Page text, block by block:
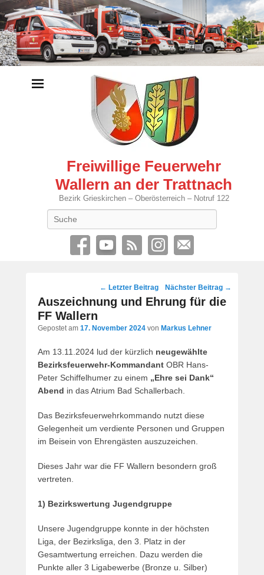
Freiwillige Feuerwehr
Wallern an der Trattnach
Bezirk Grieskirchen – Oberösterreich – Notruf 122
Post
navigation
← Letzter Beitrag Nächster Beitrag →
Auszeichnung und Ehrung für die
FF Wallern
Gepostet am 17. November 2024 von Markus Lehner
Am 13.11.2024 lud der kürzlich neugewählte
Bezirksfeuerwehr-Kommandant OBR Hans-
Peter Schiffelhumer zu einem „Ehre sei Dank“
Abend in das Atrium Bad Schallerbach.
Das Bezirksfeuerwehrkommando nutzt diese
Gelegenheit um verdiente Personen und Gruppen
im Beisein von Ehrengästen auszuzeichen.
Dieses Jahr war die FF Wallern besondern groß
vertreten.
1) Bezirkswertung Jugendgruppe
Unsere Jugendgruppe konnte in der höchsten
Liga, der Bezirksliga, den 3. Platz in der
Gesamtwertung erreichen. Dazu werden die
Punkte aller 3 Ligabewerbe (Bronze u. Silber)